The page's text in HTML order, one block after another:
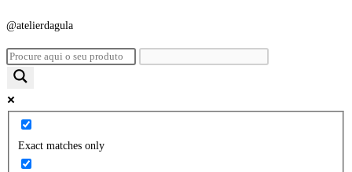
@atelierdagula
Exact matches only